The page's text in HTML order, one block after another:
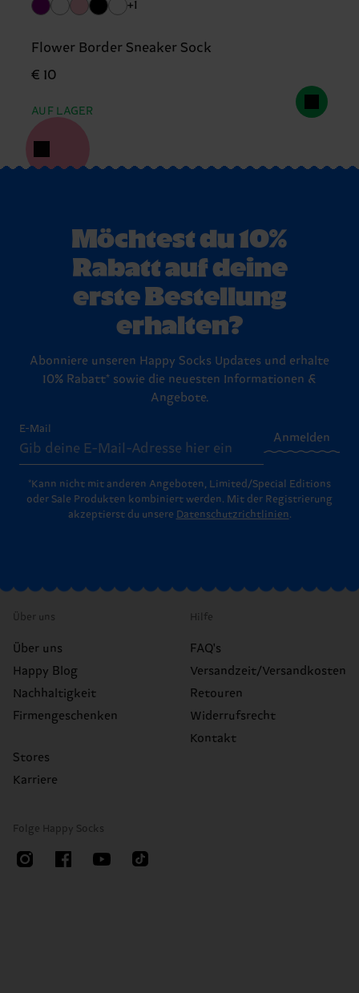
+1
Flower Border Sneaker Sock
€ 10
AUF LAGER
Möchtest du 10%
Rabatt auf deine
erste Bestellung
erhalten?
Abonniere unseren Happy Socks Updates und erhalte
10% Rabatt* sowie die neuesten Informationen &
Angebote.
E-Mail
Anmelden
*Kann nicht mit anderen Angeboten, Limited/Special Editions
oder Sale Produkten kombiniert werden. Mit der Registrierung
akzeptierst du unsere Datenschutzrichtlinien.
Über uns
Über uns
Happy Blog
Nachhaltigkeit
Firmengeschenken
Stores
Karriere
Hilfe
FAQ's
Versandzeit/Versandkosten
Retouren
Widerrufsrecht
Kontakt
Folge Happy Socks